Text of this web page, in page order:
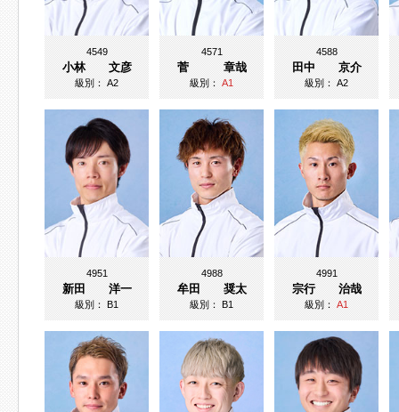
4549
小林 文彦
級別：A2
4571
菅 章哉
級別：A1
4588
田中 京介
級別：A2
4951
新田 洋一
級別：B1
4988
牟田 奨太
級別：B1
4991
宗行 治哉
級別：A1